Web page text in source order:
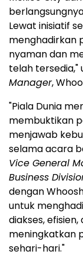
Lewat inisiatif
menghadirkan
nyaman dan
telah tersedia,"
Manager,
"Piala Dunia
membuktikan
menjawab
selama acara
Vice General
Business
dengan
untuk
diakses,
meningkatkan
sehari-hari."